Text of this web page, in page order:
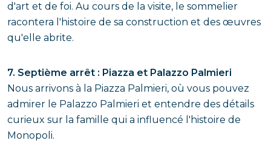
d'art et de foi. Au cours de la visite, le sommelier
racontera l'histoire de sa construction et des œuvres
qu'elle abrite.
7. Septième arrêt : Piazza et Palazzo Palmieri
Nous arrivons à la Piazza Palmieri, où vous pouvez
admirer le Palazzo Palmieri et entendre des détails
curieux sur la famille qui a influencé l'histoire de
Monopoli.